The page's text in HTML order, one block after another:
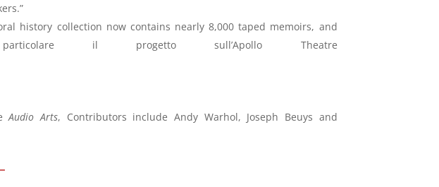
history collection now contains nearly 8,000 taped memoirs, and
il progetto sull’Apollo Theatre
Audio Arts, Contributors include Andy Warhol, Joseph Beuys and